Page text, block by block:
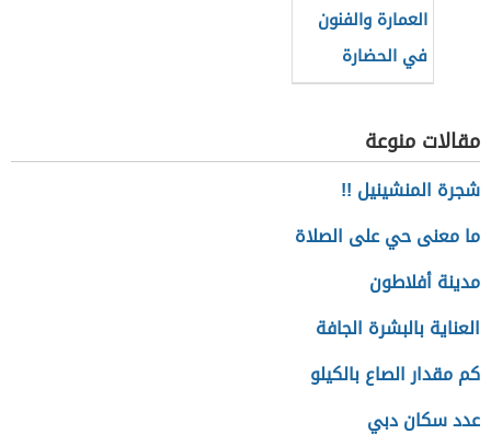
العمارة والفنون
في الحضارة
الإسلامية
مقالات منوعة
شجرة المنشينيل !!
ما معنى حي على الصلاة
مدينة أفلاطون
العناية بالبشرة الجافة
كم مقدار الصاع بالكيلو
عدد سكان دبي